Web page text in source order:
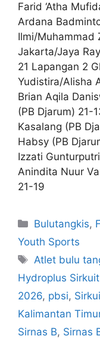
Farid ‘Atha
Ardana
Ilmi/Muhammad
Jakarta/Jaya
21 Lapangan 2
Yudistira/Alisha
Brian Aqila
(PB Djarum) 21-
Kasalang (PB
Habsy (PB
Izzati
Anindita Nuur
21-19
Bulutangkis,
Youth Sports
Atlet bulu
Hydroplus
2026, pbsi,
Kalimantan
Sirnas B, Sirnas